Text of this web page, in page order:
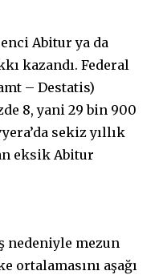
Abitur ya da
kazandı. Federal
–Destatis)
8, yani 29 bin 900
’da sekiz yıllık
eksik Abitur
nedeniyle mezun
ortalamasını aşağı